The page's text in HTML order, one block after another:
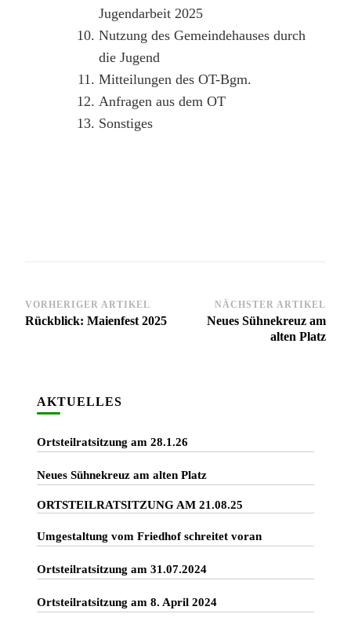
Jugendarbeit 2025
Nutzung des Gemeindehauses durch
die Jugend
Mitteilungen des OT-Bgm.
Anfragen aus dem OT
Sonstiges
Beitragsnavigation
VORHERIGER ARTIKEL
Rückblick: Maienfest 2025
NÄCHSTER ARTIKEL
Neues Sühnekreuz am
alten Platz
AKTUELLES
Ortsteilratsitzung am 28.1.26
Neues Sühnekreuz am alten Platz
ORTSTEILRATSITZUNG AM 21.08.25
Umgestaltung vom Friedhof schreitet voran
Ortsteilratsitzung am 31.07.2024
Ortsteilratsitzung am 8. April 2024